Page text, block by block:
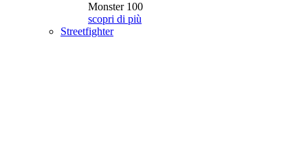
Monster 100
scopri di più
Streetfighter